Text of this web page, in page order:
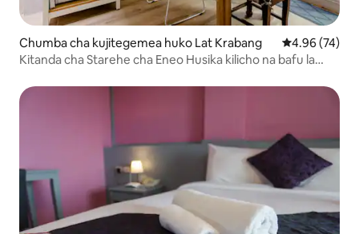
Chumba cha kujitegemea huko Lat Krabang Ukadiriaji wa
4.96 (74)
Kitanda cha Starehe cha Eneo Husika kilicho na bafu la